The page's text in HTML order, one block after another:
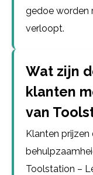
gedoe worden
verloopt.
Wat zijn
klanten
van
Klanten prijzen
Toolstation –